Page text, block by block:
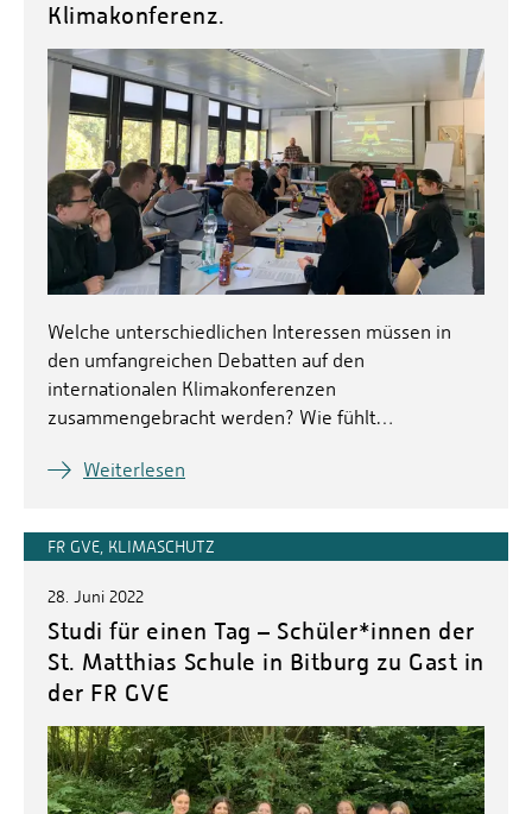
Klimakonferenz.
Welche unterschiedlichen Interessen müssen in
den umfangreichen Debatten auf den
internationalen Klimakonferenzen
zusammengebracht werden? Wie fühlt…
Weiterlesen
FR GVE, KLIMASCHUTZ
28. Juni 2022
Studi für einen Tag – Schüler*innen der
St. Matthias Schule in Bitburg zu Gast in
der FR GVE